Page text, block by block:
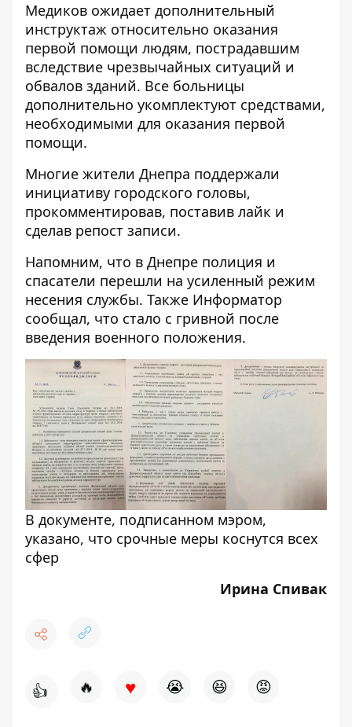
Медиков ожидает дополнительный
инструктаж относительно оказания
первой помощи людям, пострадавшим
вследствие чрезвычайных ситуаций и
обвалов зданий. Все больницы
дополнительно укомплектуют средствами,
необходимыми для оказания первой
помощи.
Многие жители Днепра поддержали
инициативу городского головы,
прокомментировав, поставив лайк и
сделав репост записи.
Напомним, что в Днепре полиция и
спасатели перешли на усиленный режим
несения службы. Также Информатор
сообщал, что стало с гривной после
введения военного положения.
В документе, подписанном мэром,
указано, что срочные меры коснутся всех
сфер
Ирина Спивак
👍 🔥 ♥ 😭 😆 😡